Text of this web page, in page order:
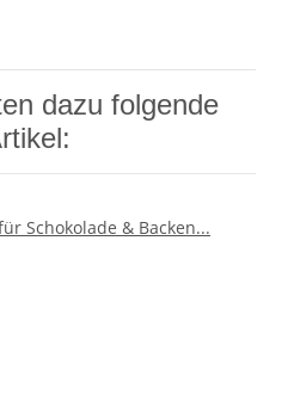
dazu folgende